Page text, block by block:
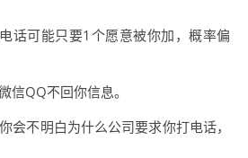
话可能只要1个愿意被你加，概率偏
信QQ不回你信息。
会不明白为什么公司要求你打电话，